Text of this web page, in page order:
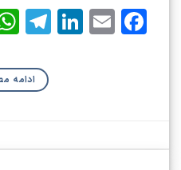
Facebook
Email
ادامه